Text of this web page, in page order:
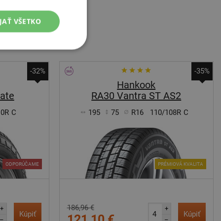
-32%
C
ODPORÚČAME
+
Kúpiť
-35%
Hankook
RA30 Vantra ST AS2
195 75 R16 110/108R C
PRÉMIOVÁ KVALITA
186,96 €
+
Kúpiť
VŠETKO